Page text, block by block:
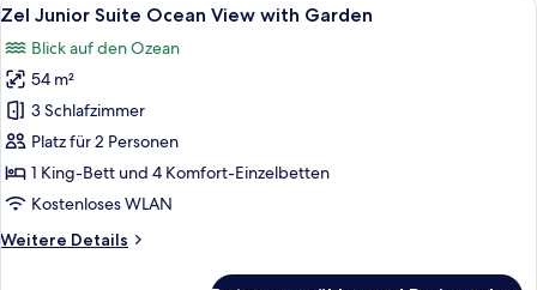
Fotos
für
Zel
Junior
Suite
Ocean
View
Garden
6
Zel Junior Suite Ocean View with Garden
Blick auf den Ozean
54 m²
3 Schlafzimmer
Platz für 2 Personen
1 King-Bett und 4 Komfort-Einzelbetten
Kostenloses WLAN
Weitere Details
Weitere